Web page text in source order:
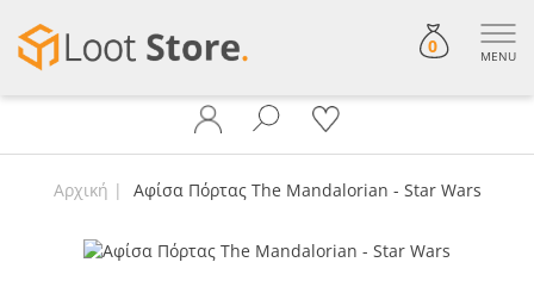
0 MENU
Αρχική Αφίσα Πόρτας The Mandalorian - Star Wars